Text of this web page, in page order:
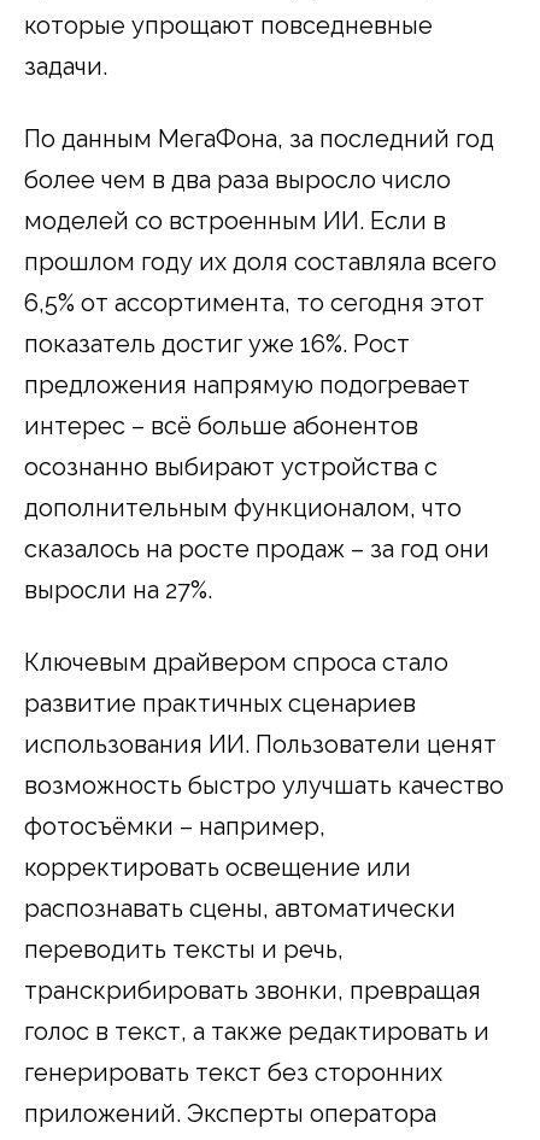
которые упрощают повседневные
задачи.
По данным МегаФона, за последний год
более чем в два раза выросло число
моделей со встроенным ИИ. Если в
прошлом году их доля составляла всего
6,5% от ассортимента, то сегодня этот
показатель достиг уже 16%. Рост
предложения напрямую подогревает
интерес – всё больше абонентов
осознанно выбирают устройства с
дополнительным функционалом, что
сказалось на росте продаж – за год они
выросли на 27%.
Ключевым драйвером спроса стало
развитие практичных сценариев
использования ИИ. Пользователи ценят
возможность быстро улучшать качество
фотосъёмки – например,
корректировать освещение или
распознавать сцены, автоматически
переводить тексты и речь,
транскрибировать звонки, превращая
голос в текст, а также редактировать и
генерировать текст без сторонних
приложений. Эксперты оператора